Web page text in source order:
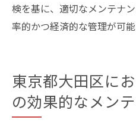
検を基に、適切なメンテナ
率的かつ経済的な管理が可能
東京都大田区に
の効果的なメン